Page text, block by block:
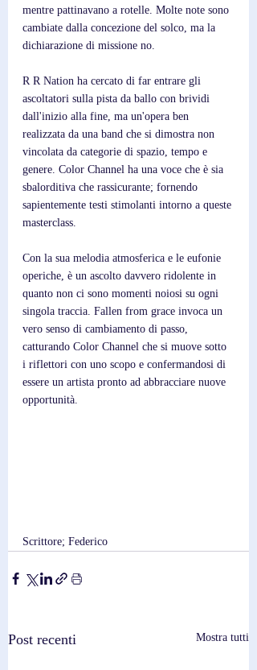
mentre pattinavano a rotelle. Molte note sono
cambiate dalla concezione del solco, ma la
dichiarazione di missione no.
R R Nation ha cercato di far entrare gli
ascoltatori sulla pista da ballo con brividi
dall'inizio alla fine, ma un'opera ben
realizzata da una band che si dimostra non
vincolata da categorie di spazio, tempo e
genere. Color Channel ha una voce che è sia
sbalorditiva che rassicurante; fornendo
sapientemente testi stimolanti intorno a queste
masterclass.
Con la sua melodia atmosferica e le eufonie
operiche, è un ascolto davvero ridolente in
quanto non ci sono momenti noiosi su ogni
singola traccia. Fallen from grace invoca un
vero senso di cambiamento di passo,
catturando Color Channel che si muove sotto
i riflettori con uno scopo e confermandosi di
essere un artista pronto ad abbracciare nuove
opportunità.
Scrittore; Federico
Post recenti Mostra tutti